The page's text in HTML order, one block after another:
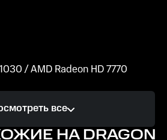
/ AMD Radeon HD 7770
Ryzen 5 1600
все
НА DRAGON